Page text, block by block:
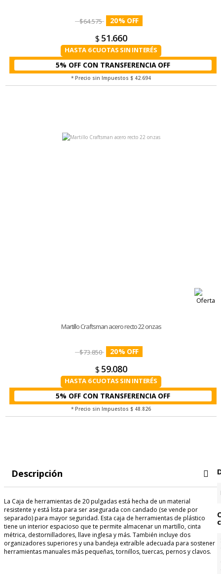
$64.575 20%
$ 51.660
HASTA 6 CUOTAS SIN INTERÉS
5% OFF CON TRANSFERENCIA
* Precio sin Impuestos $ 42.694
Martillo Craftsman acero recto 22 onzas
$73.850 20%
$ 59.080
HASTA 6 CUOTAS SIN INTERÉS
5% OFF CON TRANSFERENCIA
* Precio sin Impuestos $ 48.826
Descripción
La Caja de herramientas de 20 pulgadas está hecha de un material
resistente y está lista para ser asegurada con candado (se vende por
separado) para mayor seguridad. Esta caja de herramientas de plástico
tiene un interior espacioso que te permite almacenar un martillo, cinta
métrica, destornilladores, llave inglesa y más. También incluye dos
organizadores superiores y una bandeja extraíble adecuada para sostener
herramientas manuales más pequeñas, tornillos, tuercas, pernos y clavos.